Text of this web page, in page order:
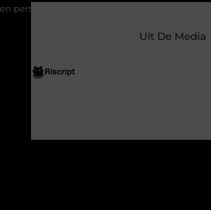
ieder moment bijzonder
Uit De Media